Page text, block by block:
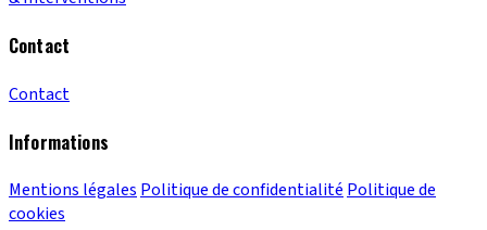
Contact
Contact
Informations
Mentions légales Politique de confidentialité Politique de
cookies